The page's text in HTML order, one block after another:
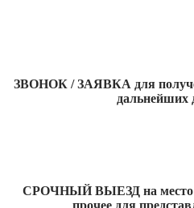
ЗВОНОК / ЗАЯВКА для
дальнейших
СРОЧНЫЙ ВЫЕЗД на место
прочее для